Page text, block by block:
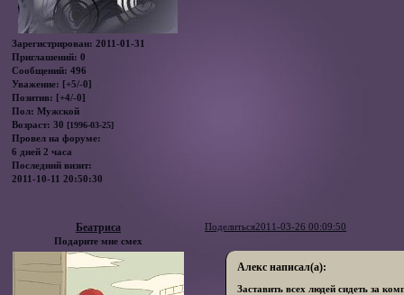
Зарегистрирован: 2011-01-31
Приглашений: 0
Сообщений: 496
Уважение: [+5/-0]
Позитив: [+4/-0]
Пол: Мужской
Возраст: 30 [1996-03-25]
Провел на форуме:
6 дней 2 часа
Последний визит:
2011-10-11 20:50:30
Поделиться2011-03-26 00:09:50
Беатриса
Подарите мне смех
Алекс написал(а):
Заставить всех людей сидеть за